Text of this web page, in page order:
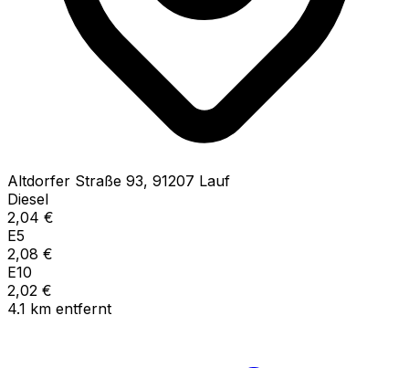
Altdorfer Straße 93, 91207 Lauf
Diesel
2,04 €
E5
2,08 €
E10
2,02 €
4.1 km entfernt